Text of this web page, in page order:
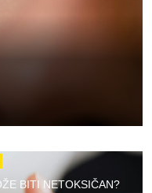
BITI NETOKSIČAN?